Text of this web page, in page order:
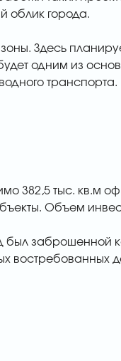
облик города.
Здесь
одним из
транспорта.
382,5 тыс. кв.м
Объем
был
востребованных